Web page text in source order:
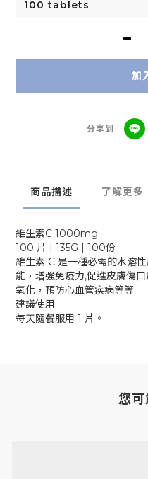
加
分享到
商品描述 了解更多
維生素C 1000mg
100 片 | 135G | 100份
維生素 C 是一種必需的水溶
能，增強免疫力,促進皮膚傷
氧化，預防心血管疾病等等
建議使用:
每天隨餐服用 1 片。
您